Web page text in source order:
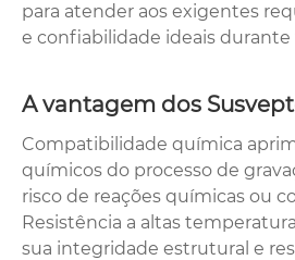
para atender aos exigentes
e confiabilidade ideais durante
A vantagem dos
Compatibilidade química
químicos do processo de
risco de reações químicas ou
Resistência a altas
sua integridade estrutural e